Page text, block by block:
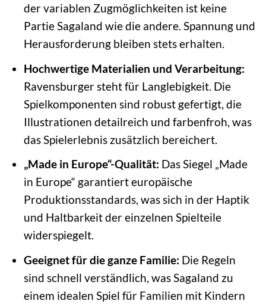
der variablen Zugmöglichkeiten ist keine
Partie Sagaland wie die andere. Spannung und
Herausforderung bleiben stets erhalten.
Hochwertige Materialien und Verarbeitung:
Ravensburger steht für Langlebigkeit. Die
Spielkomponenten sind robust gefertigt, die
Illustrationen detailreich und farbenfroh, was
das Spielerlebnis zusätzlich bereichert.
„Made in Europe“-Qualität: Das Siegel „Made
in Europe“ garantiert europäische
Produktionsstandards, was sich in der Haptik
und Haltbarkeit der einzelnen Spielteile
widerspiegelt.
Geeignet für die ganze Familie: Die Regeln
sind schnell verständlich, was Sagaland zu
einem idealen Spiel für Familien mit Kindern